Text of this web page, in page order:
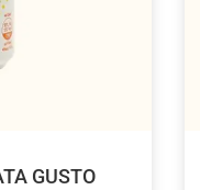
GUSTO